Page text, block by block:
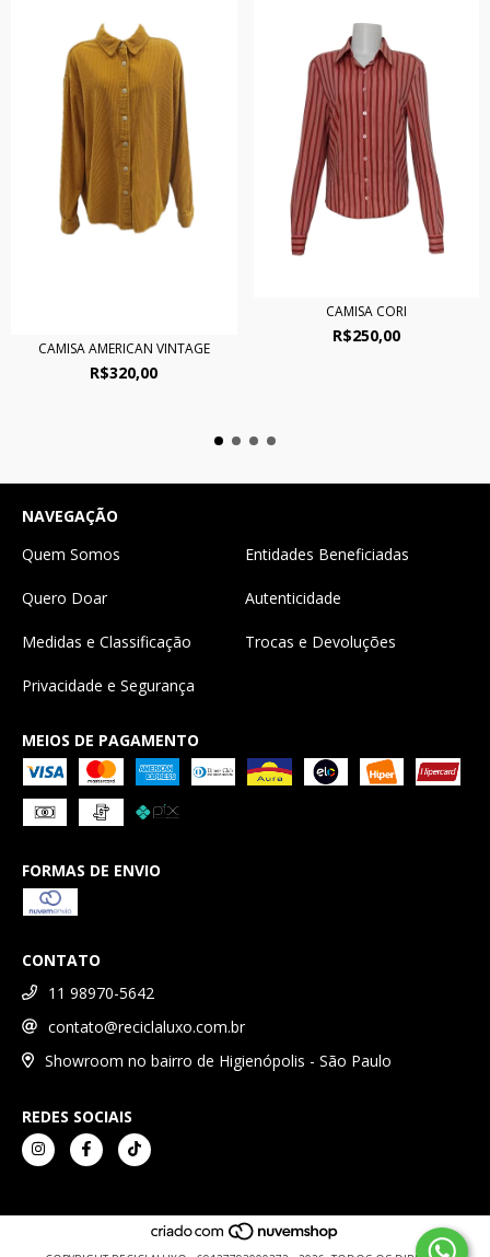
CAMISA AMERICAN VINTAGE
R$320,00
CAMISA CORI
R$250,00
NAVEGAÇÃO
Quem Somos
Entidades Beneficiadas
Quero Doar Autenticidade
Medidas e Classificação Trocas e Devoluções
Privacidade e Segurança
MEIOS DE PAGAMENTO
FORMAS DE ENVIO
CONTATO
11 98970-5642
contato@reciclaluxo.com.br
Showroom no bairro de Higienópolis - São Paulo
REDES SOCIAIS